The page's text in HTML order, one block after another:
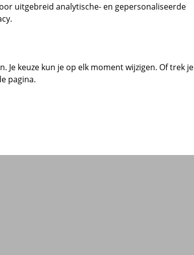
uitgebreid analytische- en gepersonaliseerde
Je keuze kun je op elk moment wijzigen. Of trek je
pagina.